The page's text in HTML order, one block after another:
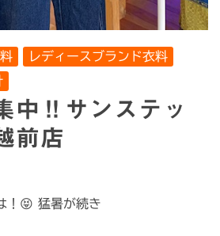
レディースブランド衣料
中‼サンステッ
前店
！😝 猛暑が続き